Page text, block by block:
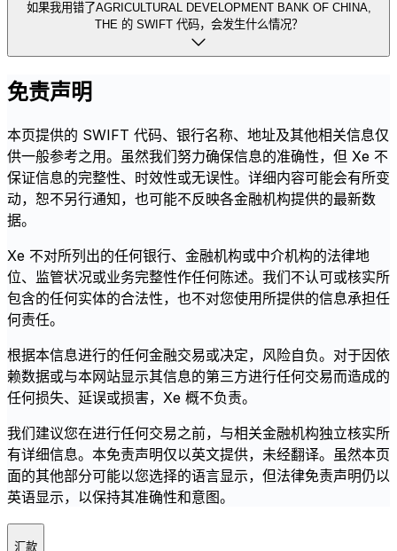
如果我用错了AGRICULTURAL DEVELOPMENT BANK OF CHINA,
THE 的 SWIFT 代码，会发生什么情况？
免责声明
本页提供的 SWIFT 代码、银行名称、地址及其他相关信息仅
供一般参考之用。虽然我们努力确保信息的准确性，但 Xe 不
保证信息的完整性、时效性或无误性。详细内容可能会有所变
动，恕不另行通知，也可能不反映各金融机构提供的最新数
据。
Xe 不对所列出的任何银行、金融机构或中介机构的法律地
位、监管状况或业务完整性作任何陈述。我们不认可或核实所
包含的任何实体的合法性，也不对您使用所提供的信息承担任
何责任。
根据本信息进行的任何金融交易或决定，风险自负。对于因依
赖数据或与本网站显示其信息的第三方进行任何交易而造成的
任何损失、延误或损害，Xe 概不负责。
我们建议您在进行任何交易之前，与相关金融机构独立核实所
有详细信息。本免责声明仅以英文提供，未经翻译。虽然本页
面的其他部分可能以您选择的语言显示，但法律免责声明仍以
英语显示，以保持其准确性和意图。
汇款